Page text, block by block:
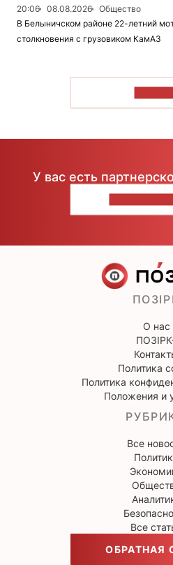
20:06
08.08.2026
Общество
В Белыничском районе 22-летний
столкновения с грузовиком КамАЗ
У вас есть
О нас
Политика
Политика
Положения и
Все
Все
ОБРАТНАЯ